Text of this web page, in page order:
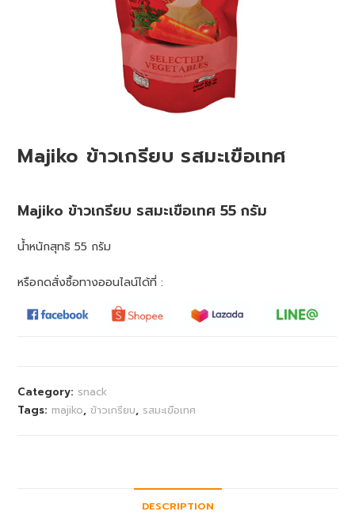
Majiko ข้าวเกรียบ รสมะเขือเทศ
Majiko ข้าวเกรียบ รสมะเขือเทศ 55 กรัม
น้ำหนักสุทธิ 55 กรัม
หรือกดสั่งซื้อทางออนไลน์ได้ที่ :
Category: snack
Tags: majiko,ข้าวเกรียบ, รสมะเขือเทศ
DESCRIPTION